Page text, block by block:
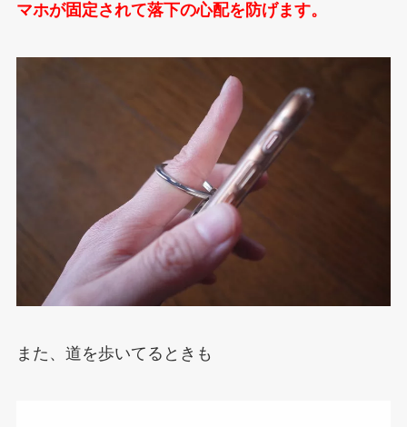
マホが固定されて落下の心配を防げます。
また、道を歩いてるときも